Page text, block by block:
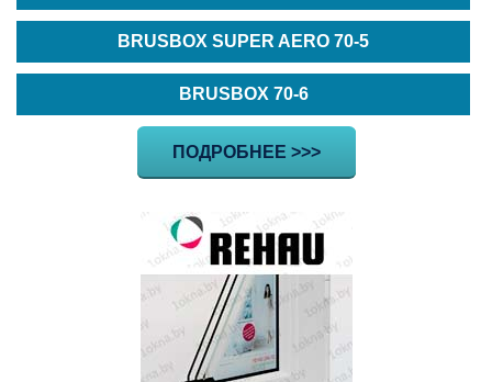
BRUSBOX SUPER AERO 70-5
BRUSBOX 70-6
ПОДРОБНЕЕ >>>